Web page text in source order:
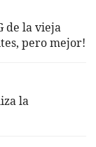
de la vieja
pero mejor!
la